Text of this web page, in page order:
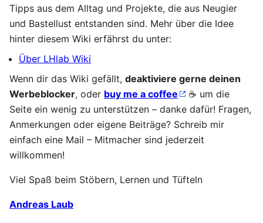
Tipps aus dem Alltag und Projekte, die aus Neugier
und Bastellust entstanden sind. Mehr über die Idee
hinter diesem Wiki erfährst du unter:
Über LHlab Wiki
Wenn dir das Wiki gefällt, deaktiviere gerne deinen
Werbeblocker, oder buy me a coffee
☕ um die
Seite ein wenig zu unterstützen – danke dafür! Fragen,
Anmerkungen oder eigene Beiträge? Schreib mir
einfach eine Mail – Mitmacher sind jederzeit
willkommen!
Viel Spaß beim Stöbern, Lernen und Tüfteln
Andreas Laub